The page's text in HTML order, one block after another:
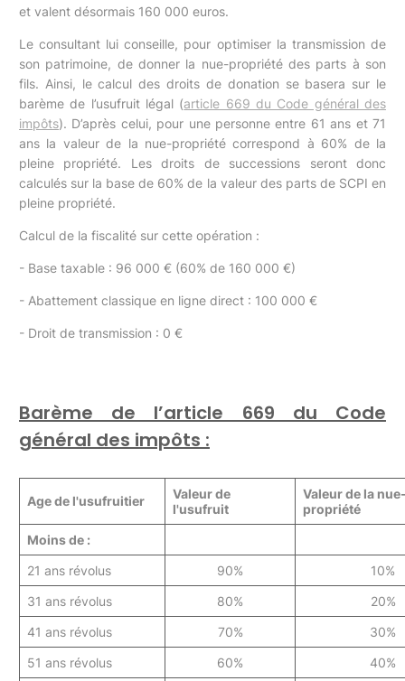
et valent désormais 160 000 euros.
Le consultant lui conseille, pour optimiser la transmission de
son patrimoine, de donner la nue-propriété des parts à son
fils. Ainsi, le calcul des droits de donation se basera sur le
barème de l’usufruit légal (article 669 du Code général des
impôts). D’après celui, pour une personne entre 61 ans et 71
ans la valeur de la nue-propriété correspond à 60% de la
pleine propriété. Les droits de successions seront donc
calculés sur la base de 60% de la valeur des parts de SCPI en
pleine propriété.
Calcul de la fiscalité sur cette opération :
- Base taxable : 96 000 € (60% de 160 000 €)
- Abattement classique en ligne direct : 100 000 €
- Droit de transmission : 0 €
Barème de l’article 669 du Code
général des impôts :
Age de l'usufruitier
Valeur de
l'usufruit
Valeur de la
propriété
Moins de :
21 ans révolus
90%
10%
31 ans révolus
80%
20%
41 ans révolus
70%
30%
51 ans révolus
60%
40%